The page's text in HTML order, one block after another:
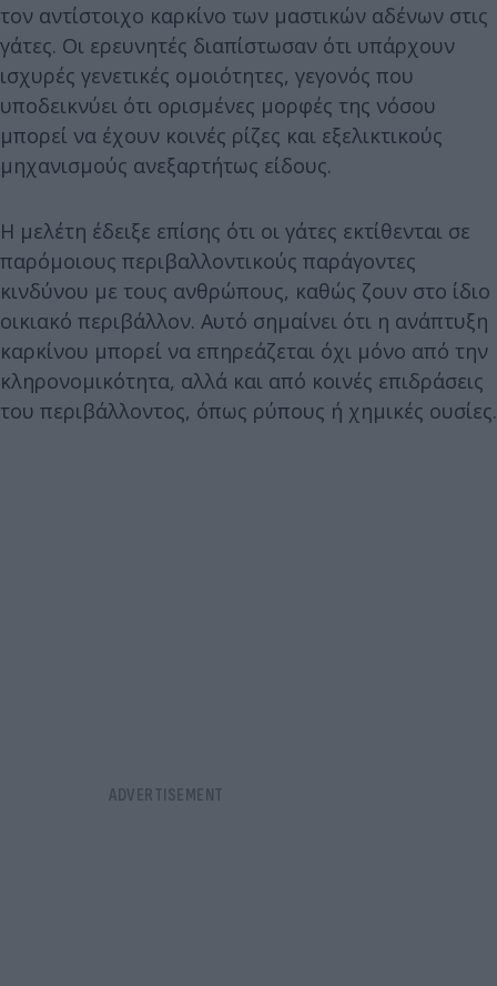
τον αντίστοιχο καρκίνο των μαστικών αδένων στις
γάτες. Οι ερευνητές διαπίστωσαν ότι υπάρχουν
ισχυρές γενετικές ομοιότητες, γεγονός που
υποδεικνύει ότι ορισμένες μορφές της νόσου
μπορεί να έχουν κοινές ρίζες και εξελικτικούς
μηχανισμούς ανεξαρτήτως είδους.
Η μελέτη έδειξε επίσης ότι οι γάτες εκτίθενται σε
παρόμοιους περιβαλλοντικούς παράγοντες
κινδύνου με τους ανθρώπους, καθώς ζουν στο ίδιο
οικιακό περιβάλλον. Αυτό σημαίνει ότι η ανάπτυξη
καρκίνου μπορεί να επηρεάζεται όχι μόνο από την
κληρονομικότητα, αλλά και από κοινές επιδράσεις
του περιβάλλοντος, όπως ρύπους ή χημικές ουσίες.